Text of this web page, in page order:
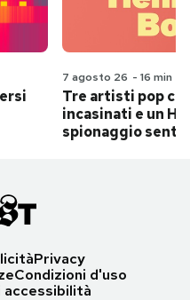
7 agosto 26 - 16 min
Tre artisti pop
incasinati e un
spionaggio
Privacy
Condizioni d'uso
accessibilità